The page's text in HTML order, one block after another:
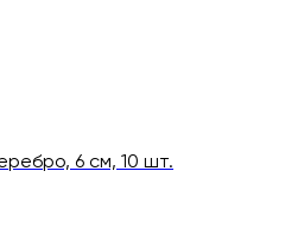
6 см, 10 шт.